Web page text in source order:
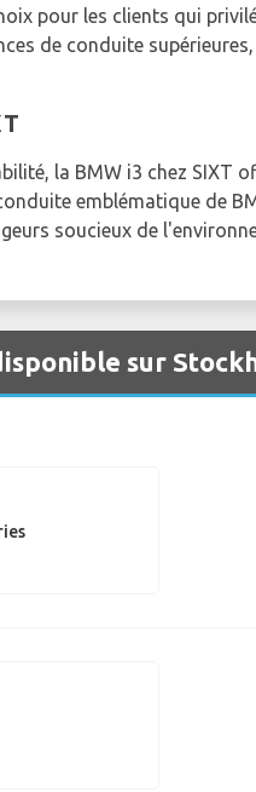
pour les clients qui
de conduite
la BMW i3 chez SIXT
emblématique de
soucieux de
sur